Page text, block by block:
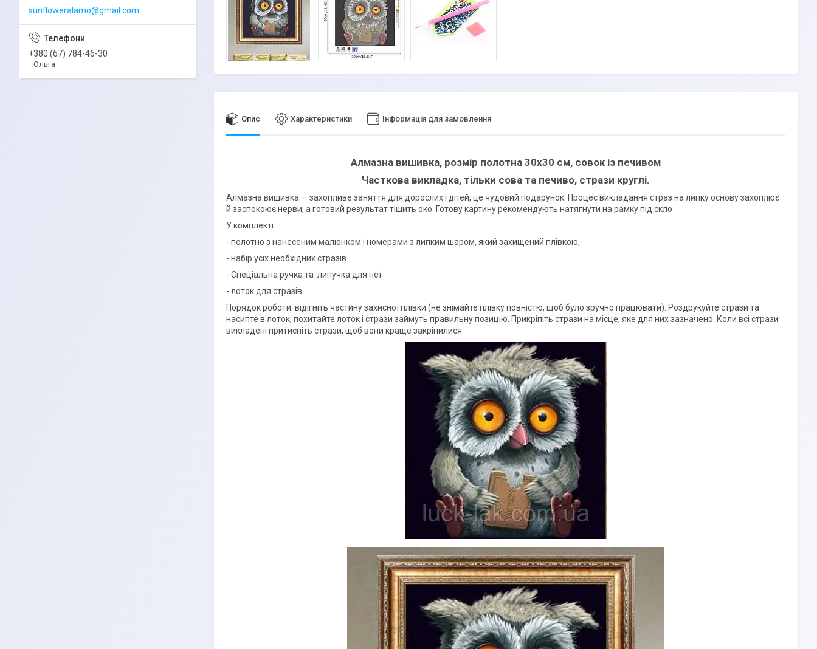
Опис Характеристики Інформація для замовлення
Алмазна вишивка, розмір полотна 30х30 см, совок із печивом
Часткова викладка, тільки сова та печиво, стрази круглі.
Алмазна вишивка — захопливе заняття для дорослих і дітей, це чудовий подарунок. Процес викладання страз на липку основу захоплює
й заспокоює нерви, а готовий результат тішить око. Готову картину рекомендують натягнути на рамку під скло
У комплекті:
- полотно з нанесеним малюнком і номерами з липким шаром, який захищений плівкою,
- набір усіх необхідних стразів
- Спеціальна ручка та липучка для неї
- лоток для стразів
Порядок роботи: відігніть частину захисної плівки (не знімайте плівку повністю, щоб було зручно працювати). Роздрукуйте стрази та
насипте в лоток, похитайте лоток і стрази займуть правильну позицію. Прикріпіть стрази на місце, яке для них зазначено. Коли всі стрази
викладені притисніть стрази, щоб вони краще закріпилися.
sunfloweralamo@gmail.com
+380 (67) 784-46-30
Ольга